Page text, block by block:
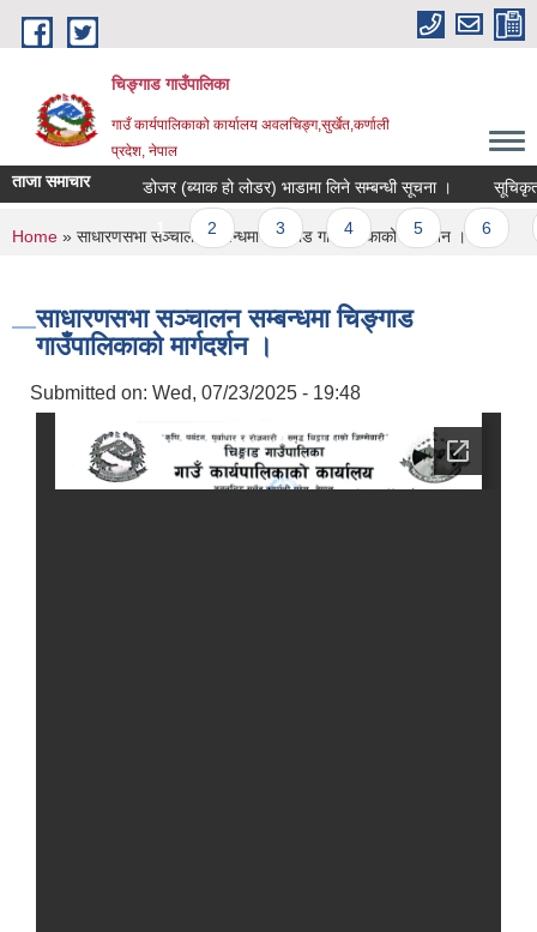
Skip to main content
चिङ्गाड गाउँपालिका
गाउँ कार्यपालिकाको कार्यालय अवलचिङ्ग,सुर्खेत,कर्णाली
प्रदेश, नेपाल
ताजा समाचार डोजर (ब्याक हो लोडर) भाडामा लिने सम्बन्धी सूचना । सूचिकृत हुने
Pages
1 2 3 4 5 6
You are here
Home » साधारणसभा सञ्चालन सम्बन्धमा चिङ्गाड गाउँपालिकाको मार्गदर्शन ।
साधारणसभा सञ्चालन सम्बन्धमा चिङ्गाड
गाउँपालिकाको मार्गदर्शन ।
Submitted on: Wed, 07/23/2025 - 19:48